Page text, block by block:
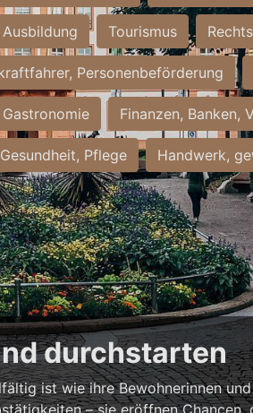
Tourismus
Personenbeförderung
Gastronomie Finanzen, Banken,
Pflege Handwerk,
durchstarten
ist wie ihre Bewohnerinnen